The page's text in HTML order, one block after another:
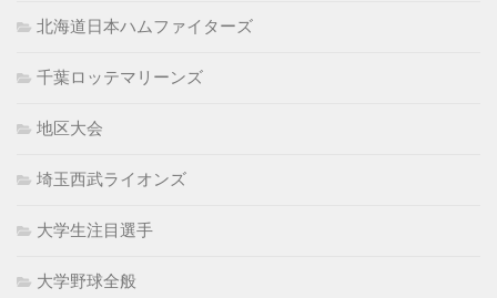
北海道日本ハムファイターズ
千葉ロッテマリーンズ
地区大会
埼玉西武ライオンズ
大学生注目選手
大学野球全般